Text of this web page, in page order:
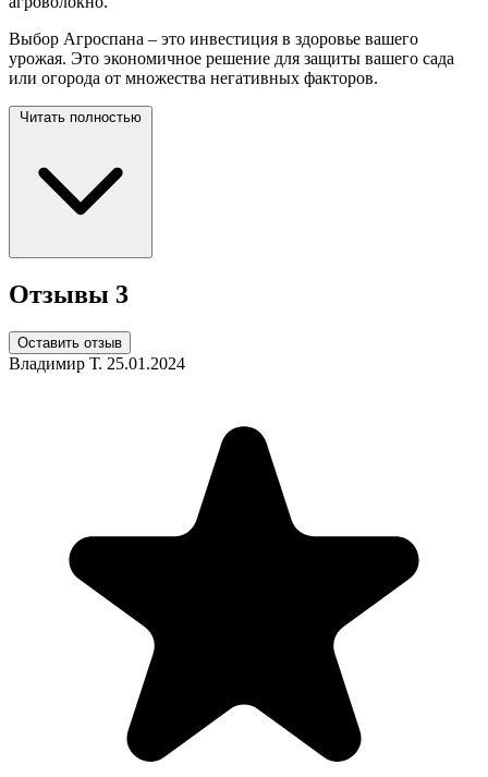
Выбор Агроспана – это инвестиция в здоровье вашего
урожая. Это экономичное решение для защиты вашего сада
или огорода от множества негативных факторов.
Читать полностью
Отзывы 3
Оставить отзыв
Владимир Т. 25.01.2024